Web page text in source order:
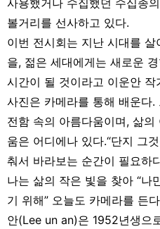
사용했거나 수집했던 수십종
볼거리를 선사하고 있다.
이번 전시회는 지난 시대를
을, 젊은 세대에게는 새로운
시간이 될 것이라고 이운안 작
사진은 카메라를 통해 배운다
전함 속의 아름다움이며, 삶
움은 어디에나 있다.“단지 그
춰서 바라보는 순간이 필요하
나는 삶의 작은 빛을 찾아 “나
기 위해” 오늘도 카메라를 든
안(Lee un an)은 1952년생으